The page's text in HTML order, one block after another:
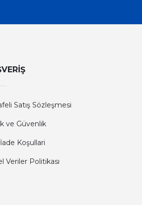
Satış Sözleşmesi
ve Güvenlik
Koşullari
Veriler Politikası